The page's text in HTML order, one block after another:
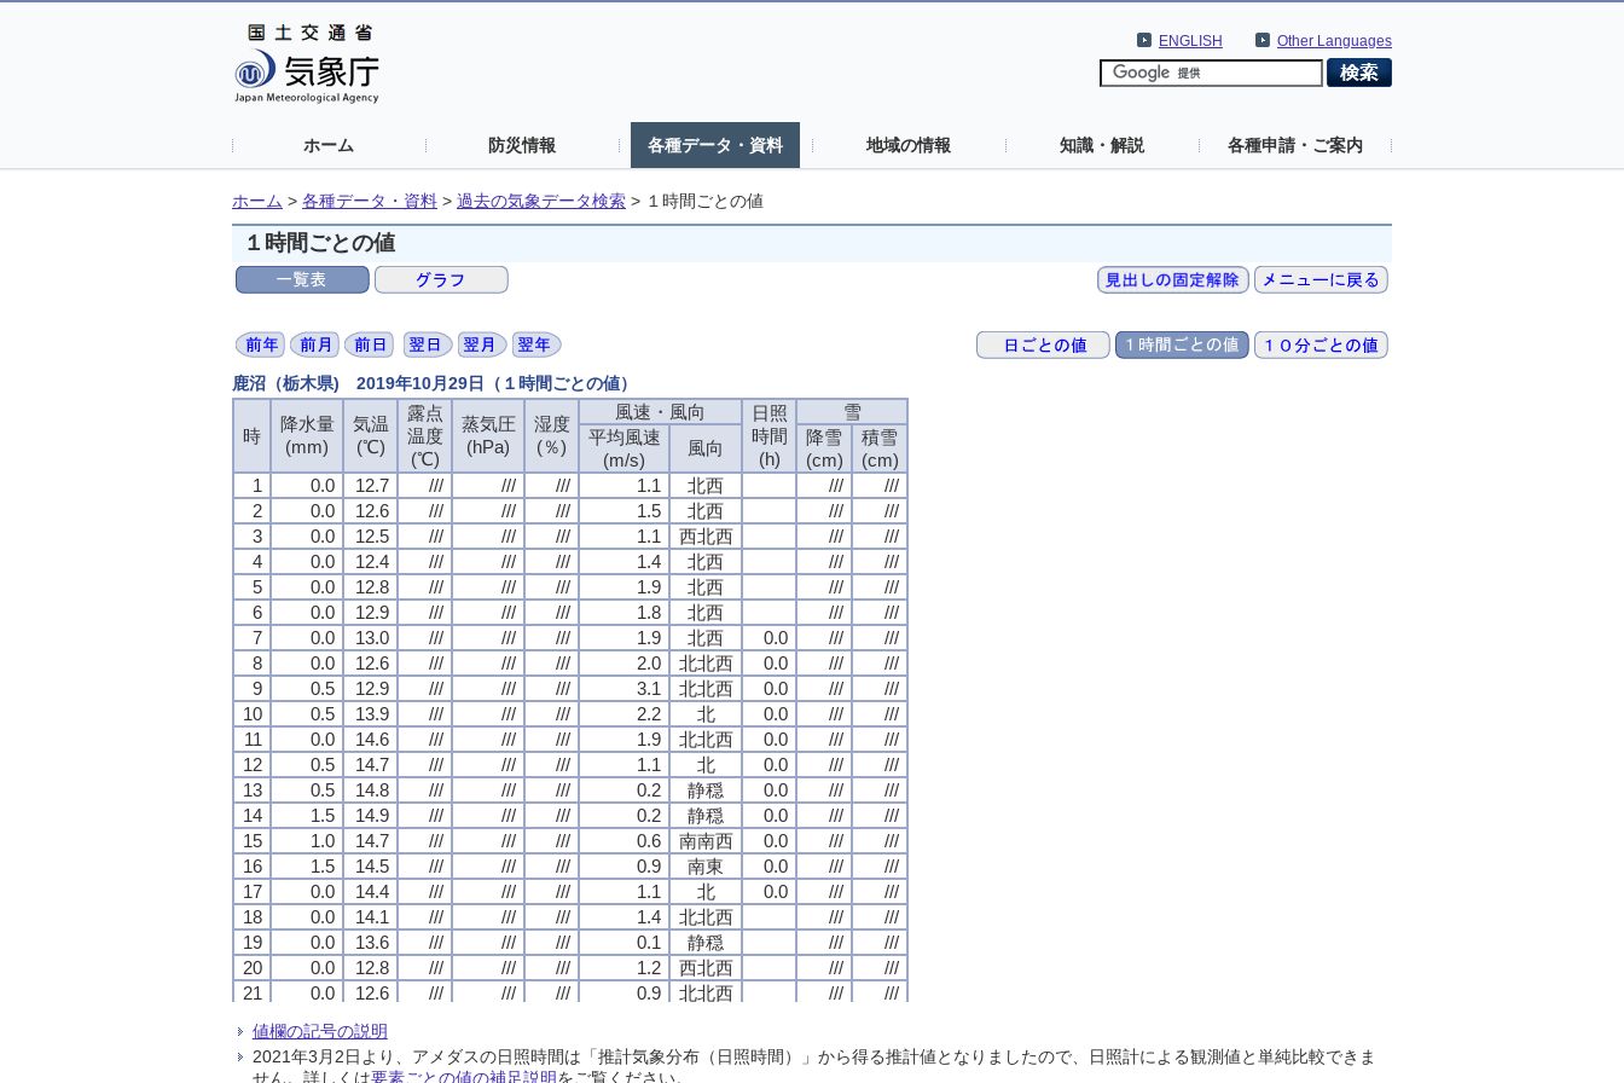
Other Languages
ENGLISH
ホーム 防災情報 各種データ・資料 地域の情報 知識・解説 各種申請・ご案内
ホーム > 各種データ・資料 > 過去の気象データ検索 > １時間ごとの値
１時間ごとの値
鹿沼（栃木県) 2019年10月29日（１時間ごとの値）
時
降水量
(mm)
気温
(℃)
露点
温度
(℃)
蒸気圧
(hPa)
湿度
(％)
風速・風向
日照
時間
(h)
雪
平均風速
(m/s)
風向
降雪
(cm)
積雪
(cm)
1
0.0 12.7 /// /// /// 1.1 北西 ///
///
2
0.0 12.6 /// /// /// 1.5 北西 ///
///
3
0.0 12.5 /// /// /// 1.1 西北西 ///
///
4
0.0 12.4 /// /// /// 1.4 北西 ///
///
5
0.0 12.8 /// /// /// 1.9 北西 ///
///
6
0.0 12.9 /// /// /// 1.8 北西 ///
///
7
0.0 13.0 /// /// /// 1.9 北西 0.0 ///
///
8
0.0 12.6 /// /// /// 2.0 北北西 0.0 ///
///
9
0.5 12.9 /// /// /// 3.1 北北西 0.0 ///
///
10
0.5 13.9 /// /// /// 2.2 北 0.0 ///
///
11
0.0 14.6 /// /// /// 1.9 北北西 0.0 ///
///
12
0.5 14.7 /// /// /// 1.1 北 0.0 ///
///
13
0.5 14.8 /// /// /// 0.2 静穏 0.0 ///
///
14
1.5 14.9 /// /// /// 0.2 静穏 0.0 ///
///
15
1.0 14.7 /// /// /// 0.6 南南西 0.0 ///
///
16
1.5 14.5 /// /// /// 0.9 南東 0.0 ///
///
17
0.0 14.4 /// /// /// 1.1 北 0.0 ///
///
18
0.0 14.1 /// /// /// 1.4 北北西 ///
///
19
0.0 13.6 /// /// /// 0.1 静穏 ///
///
20
0.0 12.8 /// /// /// 1.2 西北西 ///
///
21
0.0 12.6 /// /// /// 0.9 北北西 ///
///
12.5
23
0.0 12.3 北西
///
24
0.0 11.7 /// /// /// 1.7 北北西 /// ///
時
降水量
(mm)
気温
(℃)
露点
温度
(℃)
蒸気圧
(hPa)
湿度
(％)
風速・風向
日照
時間
(h)
雪
平均風速
(m/s)
風向
降雪
(cm)
積雪
(cm)
1
0.0 12.7 /// /// /// 1.1 北西 ///
///
2
0.0 12.6 /// /// /// 1.5 北西 ///
///
3
0.0 12.5 /// /// /// 1.1 西北西 ///
///
4
0.0 12.4 /// /// /// 1.4 北西 ///
///
5
0.0 12.8 /// /// /// 1.9 北西 ///
///
6
0.0 12.9 /// /// /// 1.8 北西 ///
///
7
0.0 13.0 /// /// /// 1.9 北西 0.0 ///
///
8
0.0 12.6 /// /// /// 2.0 北北西 0.0 ///
///
9
0.5 12.9 /// /// /// 3.1 北北西 0.0 ///
///
10
0.5 13.9 /// /// /// 2.2 北 0.0 ///
///
11
0.0 14.6 /// /// /// 1.9 北北西 0.0 ///
///
12
0.5 14.7 /// /// /// 1.1 北 0.0 ///
///
13
0.5 14.8 /// /// /// 0.2 静穏 0.0 ///
///
14
1.5 14.9 /// /// /// 0.2 静穏 0.0 ///
///
15
1.0 14.7 /// /// /// 0.6 南南西 0.0 ///
///
16
1.5 14.5 /// /// /// 0.9 南東 0.0 ///
///
17
0.0 14.4 /// /// /// 1.1 北 0.0 ///
///
18
0.0 14.1 /// /// /// 1.4 北北西 ///
///
19
0.0 13.6 /// /// /// 0.1 静穏 ///
///
20
0.0 12.8 /// /// /// 1.2 西北西 ///
///
21
0.0 12.6 /// /// /// 0.9 北北西 ///
///
12.5
23
0.0 12.3 北西
///
24
0.0 11.7 /// /// /// 1.7 北北西 /// ///
時
降水量
(mm)
気温
(℃)
露点
温度
(℃)
蒸気圧
(hPa)
湿度
(％)
風速・風向
日照
時間
(h)
雪
平均風速
(m/s)
風向
降雪
(cm)
積雪
(cm)
1
0.0 12.7 /// /// /// 1.1 北西 ///
///
2
0.0 12.6 /// /// /// 1.5 北西 ///
///
3
0.0 12.5 /// /// /// 1.1 西北西 ///
///
4
0.0 12.4 /// /// /// 1.4 北西 ///
///
5
0.0 12.8 /// /// /// 1.9 北西 ///
///
6
0.0 12.9 /// /// /// 1.8 北西 ///
///
7
0.0 13.0 /// /// /// 1.9 北西 0.0 ///
///
8
0.0 12.6 /// /// /// 2.0 北北西 0.0 ///
///
9
0.5 12.9 /// /// /// 3.1 北北西 0.0 ///
///
10
0.5 13.9 /// /// /// 2.2 北 0.0 ///
///
11
0.0 14.6 /// /// /// 1.9 北北西 0.0 ///
///
12
0.5 14.7 /// /// /// 1.1 北 0.0 ///
///
13
0.5 14.8 /// /// /// 0.2 静穏 0.0 ///
///
14
1.5 14.9 /// /// /// 0.2 静穏 0.0 ///
///
15
1.0 14.7 /// /// /// 0.6 南南西 0.0 ///
///
16
1.5 14.5 /// /// /// 0.9 南東 0.0 ///
///
17
0.0 14.4 /// /// /// 1.1 北 0.0 ///
///
18
0.0 14.1 /// /// /// 1.4 北北西 ///
///
19
0.0 13.6 /// /// /// 0.1 静穏 ///
///
20
0.0 12.8 /// /// /// 1.2 西北西 ///
///
21
0.0 12.6 /// /// /// 0.9 北北西 ///
///
12.5
23
0.0 12.3 北西
///
24
0.0 11.7 /// /// /// 1.7 北北西 /// ///
時
降水量
(mm)
気温
(℃)
露点
温度
(℃)
蒸気圧
(hPa)
湿度
(％)
風速・風向
日照
時間
(h)
雪
平均風速
(m/s)
風向
降雪
(cm)
積雪
(cm)
1
0.0 12.7 /// /// /// 1.1 北西 ///
///
2
0.0 12.6 /// /// /// 1.5 北西 ///
///
3
0.0 12.5 /// /// /// 1.1 西北西 ///
///
4
0.0 12.4 /// /// /// 1.4 北西 ///
///
5
0.0 12.8 /// /// /// 1.9 北西 ///
///
6
0.0 12.9 /// /// /// 1.8 北西 ///
///
7
0.0 13.0 /// /// /// 1.9 北西 0.0 ///
///
8
0.0 12.6 /// /// /// 2.0 北北西 0.0 ///
///
9
0.5 12.9 /// /// /// 3.1 北北西 0.0 ///
///
10
0.5 13.9 /// /// /// 2.2 北 0.0 ///
///
11
0.0 14.6 /// /// /// 1.9 北北西 0.0 ///
///
12
0.5 14.7 /// /// /// 1.1 北 0.0 ///
///
13
0.5 14.8 /// /// /// 0.2 静穏 0.0 ///
///
14
1.5 14.9 /// /// /// 0.2 静穏 0.0 ///
///
15
1.0 14.7 /// /// /// 0.6 南南西 0.0 ///
///
16
1.5 14.5 /// /// /// 0.9 南東 0.0 ///
///
17
0.0 14.4 /// /// /// 1.1 北 0.0 ///
///
18
0.0 14.1 /// /// /// 1.4 北北西 ///
///
19
0.0 13.6 /// /// /// 0.1 静穏 ///
///
20
0.0 12.8 /// /// /// 1.2 西北西 ///
///
21
0.0 12.6 /// /// /// 0.9 北北西 ///
///
12.5
23
0.0 12.3 北西
///
24
0.0 11.7 /// /// /// 1.7 北北西 /// ///
値欄の記号の説明
2021年3月2日より、アメダスの日照時間は「推計気象分布（日照時間）」から得る推計値となりましたので、日照計による観測値と単純比較できま
せん。詳しくは要素ごとの値の補足説明をご覧ください。